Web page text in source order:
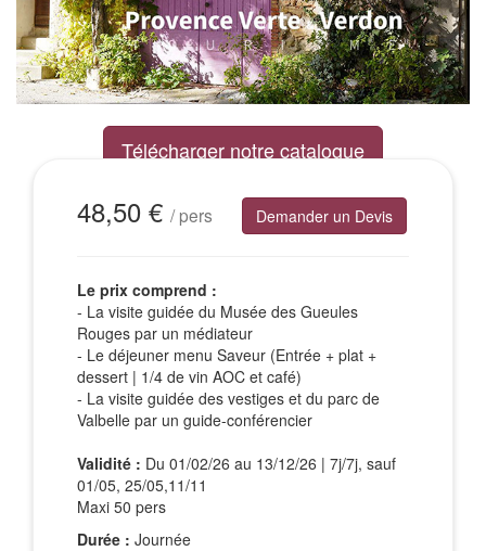
Télécharger notre catalogue
48,50 € / pers Demander un Devis
Le prix comprend :
- La visite guidée du Musée des Gueules
Rouges par un médiateur
- Le déjeuner menu Saveur (Entrée + plat +
dessert | 1/4 de vin AOC et café)
- La visite guidée des vestiges et du parc de
Valbelle par un guide-conférencier
Validité : Du 01/02/26 au 13/12/26 | 7j/7j, sauf
01/05, 25/05,11/11
Maxi 50 pers
Durée : Journée